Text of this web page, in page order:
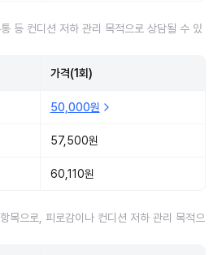
등 컨디션 저하 관리 목적으로 상담될 수 있
가격(1회)
50,000원
57,500원
60,110원
목으로, 피로감이나 컨디션 저하 관리 목적으